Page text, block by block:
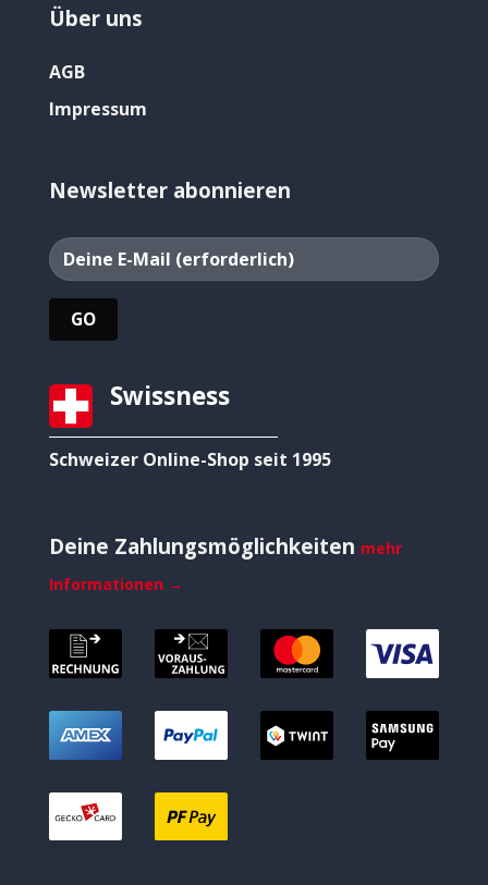
Über uns
AGB
Impressum
Newsletter abonnieren
Swissness
Schweizer Online-Shop seit 1995
Deine Zahlungsmöglichkeiten mehr
Informationen →